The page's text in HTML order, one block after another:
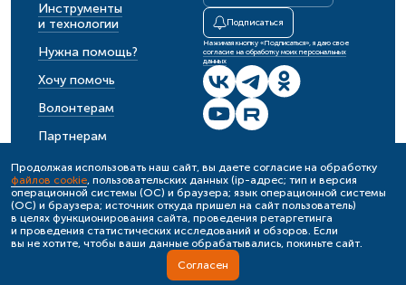
Инструменты
и технологии
Нужна помощь?
Хочу помочь
Волонтерам
Партнерам
События
Новости
Подписаться
Нажимая кнопку «Подписаться», я даю свое
согласие на обработку моих персональных
данных
Политика обработки персональных данных
Реестр условий обработки персональных данных
© 2012–2026, Благотворительный фонд «Банк еды «Русь»
Продолжая использовать наш сайт, вы даете согласие на обработку
файлов cookie, пользовательских данных (ip-адрес; тип и версия
операционной системы (ОС) и браузера; язык операционной системы
(ОС) и браузера; источник откуда пришел на сайт пользователь)
в целях функционирования сайта, проведения ретаргетинга
и проведения статистических исследований и обзоров. Если
вы не хотите, чтобы ваши данные обрабатывались, покиньте сайт.
Согласен